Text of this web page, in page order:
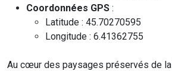
Coordonnées GPS :
Latitude : 45.70270595
Longitude : 6.41362755
Au cœur des paysages préservés de la